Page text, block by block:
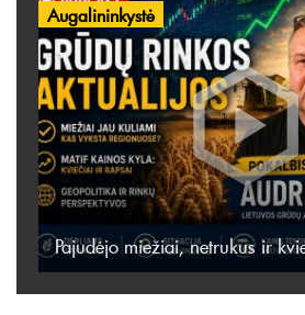
Augalininkystė
Pajudėjo miežiai, netrukus ir